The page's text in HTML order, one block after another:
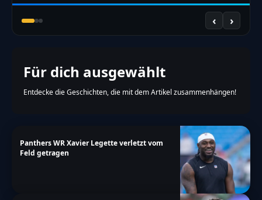
‹ ›
Für dich ausgewählt
Entdecke die Geschichten, die mit dem Artikel zusammenhängen!
Panthers WR Xavier Legette verletzt vom
Feld getragen